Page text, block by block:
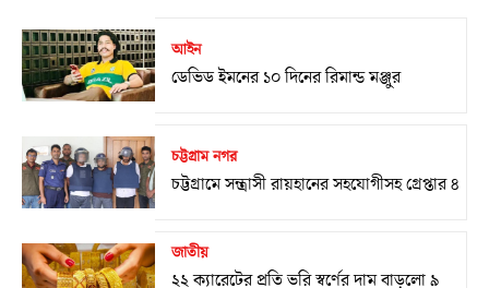
আইন
ডেভিড ইমনের ১০ দিনের রিমান্ড মঞ্জুর
চট্টগ্রাম নগর
চট্টগ্রামে সন্ত্রাসী রায়হানের সহযোগীসহ গ্রেপ্তার ৪
জাতীয়
২২ ক্যারেটের প্রতি ভরি স্বর্ণের দাম বাড়লো ৯